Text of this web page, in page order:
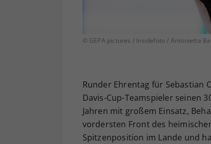
© GEPA pictures / Insidefoto / Antonietta
Runder Ehrentag für Sebastian
Davis-Cup-Teamspieler seinen
Jahren mit großem Einsatz,
vordersten Front des
Spitzenposition im Lande und